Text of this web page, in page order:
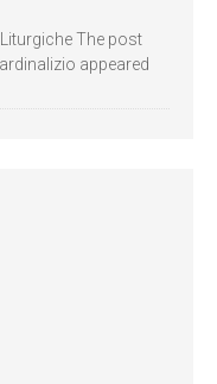
The post
appeared